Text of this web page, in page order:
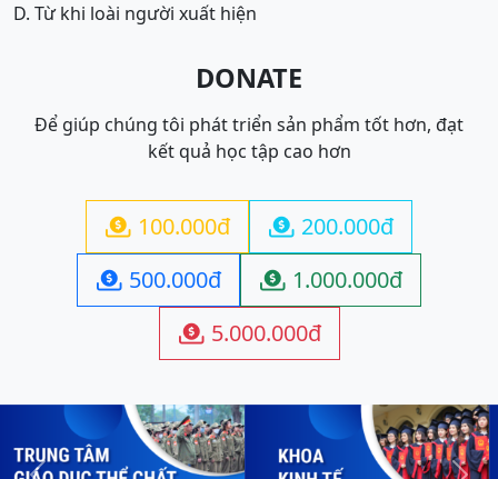
D. Từ khi loài người xuất hiện
DONATE
Để giúp chúng tôi phát triển sản phẩm tốt hơn, đạt
kết quả học tập cao hơn
 100.000đ  200.000đ
 500.000đ  1.000.000đ
 5.000.000đ